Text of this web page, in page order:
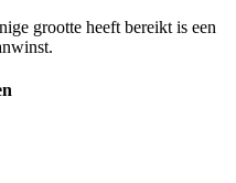
grootte heeft bereikt is een